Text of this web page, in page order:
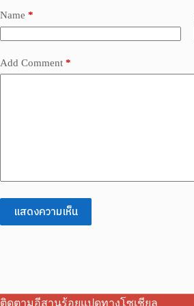
Name *
Add Comment *
แสดงความเห็น
ติดตามอีสานร้อยแปดทางโซเชียล